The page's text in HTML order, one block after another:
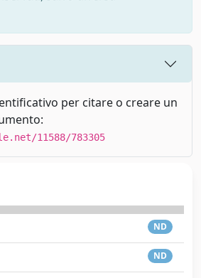
per citare o creare un
11588/783305
ND
ND